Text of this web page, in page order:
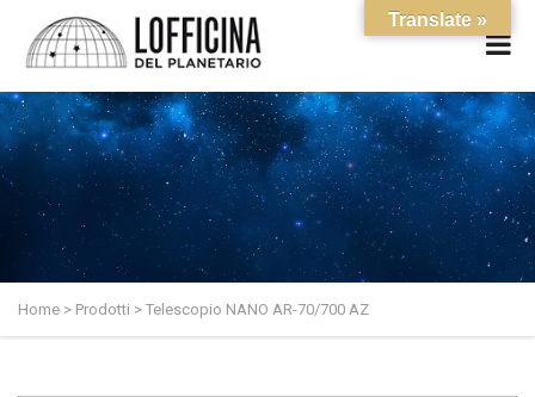
Home > Prodotti > Telescopio NANO AR-70/700 AZ
Translate »